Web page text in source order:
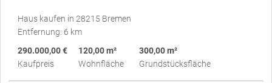
Haus kaufen in 28215 Bremen
Entfernung: 6 km
290.000,00 €
Kaufpreis
120,00 m²
Wohnfläche
300,00 m²
Grundstücksfläche